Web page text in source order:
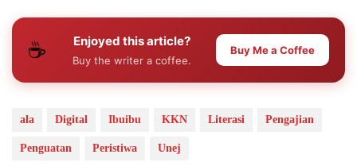
☕ Enjoyed this article?
Buy the writer a coffee.
Buy Me a Coffee
ala Digital Ibuibu KKN Literasi Pengajian
Penguatan Peristiwa Unej